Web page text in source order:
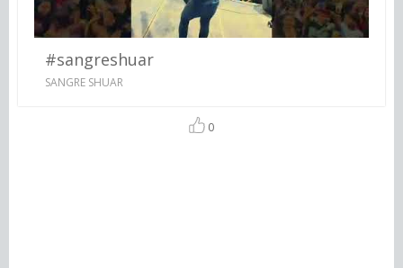
#sangreshuar
SANGRE SHUAR
0